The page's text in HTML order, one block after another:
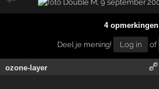
4 opmerkingen
Deel je mening! Log in of
ozone-layer